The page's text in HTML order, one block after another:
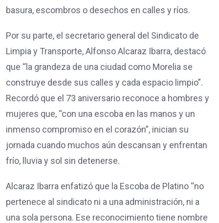
basura, escombros o desechos en calles y ríos.
Por su parte, el secretario general del Sindicato de
Limpia y Transporte, Alfonso Alcaraz Ibarra, destacó
que “la grandeza de una ciudad como Morelia se
construye desde sus calles y cada espacio limpio”.
Recordó que el 73 aniversario reconoce a hombres y
mujeres que, “con una escoba en las manos y un
inmenso compromiso en el corazón”, inician su
jornada cuando muchos aún descansan y enfrentan
frío, lluvia y sol sin detenerse.
Alcaraz Ibarra enfatizó que la Escoba de Platino “no
pertenece al sindicato ni a una administración, ni a
una sola persona. Ese reconocimiento tiene nombre